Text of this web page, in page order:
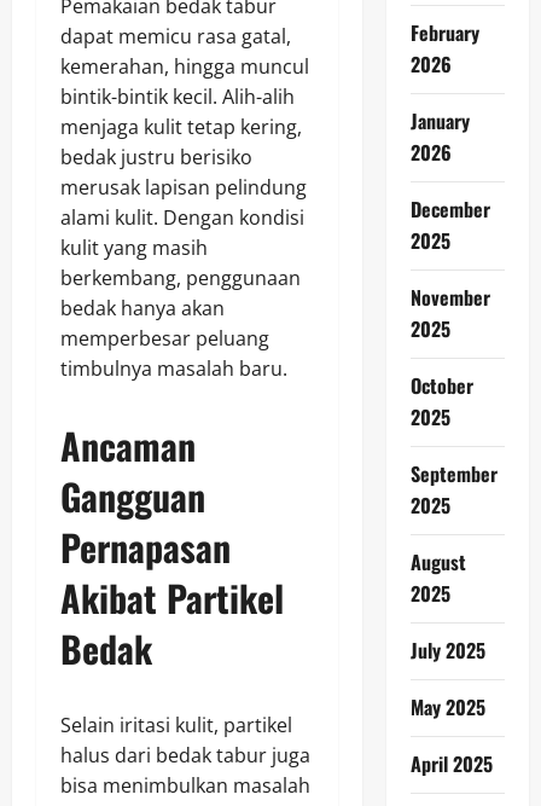
Pemakaian bedak tabur
dapat memicu rasa gatal,
kemerahan, hingga muncul
bintik-bintik kecil. Alih-alih
menjaga kulit tetap kering,
bedak justru berisiko
merusak lapisan pelindung
alami kulit. Dengan kondisi
kulit yang masih
berkembang, penggunaan
bedak hanya akan
memperbesar peluang
timbulnya masalah baru.
Ancaman
Gangguan
Pernapasan
Akibat Partikel
Bedak
Selain iritasi kulit, partikel
halus dari bedak tabur juga
bisa menimbulkan masalah
February
2026
January
2026
December
2025
November
2025
October
2025
September
2025
August
2025
July 2025
May 2025
April 2025